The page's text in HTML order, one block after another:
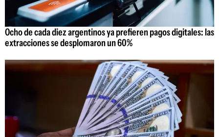
Ocho de cada diez argentinos ya prefieren pagos digitales: las
extracciones se desplomaron un 60%